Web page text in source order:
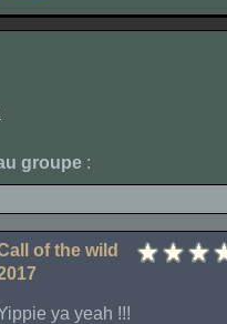
groupe :
of the wild
ya yeah !!!